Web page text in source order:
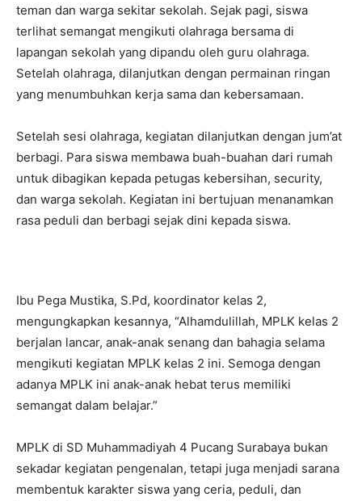
teman dan warga sekitar sekolah. Sejak pagi, siswa
terlihat semangat mengikuti olahraga bersama di
lapangan sekolah yang dipandu oleh guru olahraga.
Setelah olahraga, dilanjutkan dengan permainan ringan
yang menumbuhkan kerja sama dan kebersamaan.
Setelah sesi olahraga, kegiatan dilanjutkan dengan jum’at
berbagi. Para siswa membawa buah-buahan dari rumah
untuk dibagikan kepada petugas kebersihan, security,
dan warga sekolah. Kegiatan ini bertujuan menanamkan
rasa peduli dan berbagi sejak dini kepada siswa.
Ibu Pega Mustika, S.Pd, koordinator kelas 2,
mengungkapkan kesannya, “Alhamdulillah, MPLK kelas 2
berjalan lancar, anak-anak senang dan bahagia selama
mengikuti kegiatan MPLK kelas 2 ini. Semoga dengan
adanya MPLK ini anak-anak hebat terus memiliki
semangat dalam belajar.”
MPLK di SD Muhammadiyah 4 Pucang Surabaya bukan
sekadar kegiatan pengenalan, tetapi juga menjadi sarana
membentuk karakter siswa yang ceria, peduli, dan